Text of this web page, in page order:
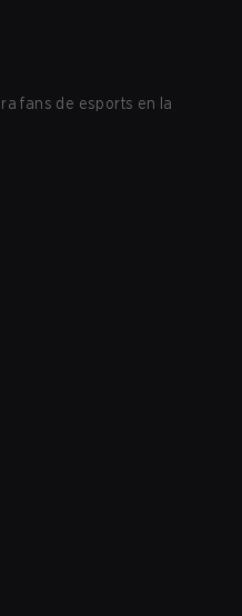
fans de esports en la